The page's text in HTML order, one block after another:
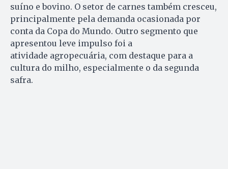
suíno e bovino. O setor de carnes também cresceu,
principalmente pela demanda ocasionada por
conta da Copa do Mundo. Outro segmento que
apresentou leve impulso foi a
atividade agropecuária, com destaque para a
cultura do milho, especialmente o da segunda
safra.